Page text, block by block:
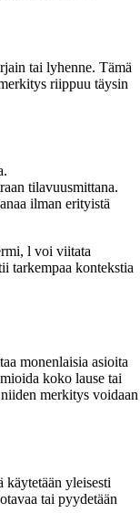
tai lyhenne. Tämä
riippuu täysin
tilavuusmittana.
ilman erityistä
l voi viitata
tarkempaa kontekstia
monenlaisia asioita
koko lause tai
merkitys voidaan
käytetään yleisesti
tai pyydetään